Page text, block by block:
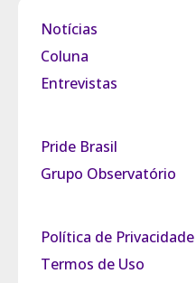
Notícias
Coluna
Entrevistas
Pride Brasil
Grupo Observatório
Política de Privacidade
Termos de Uso